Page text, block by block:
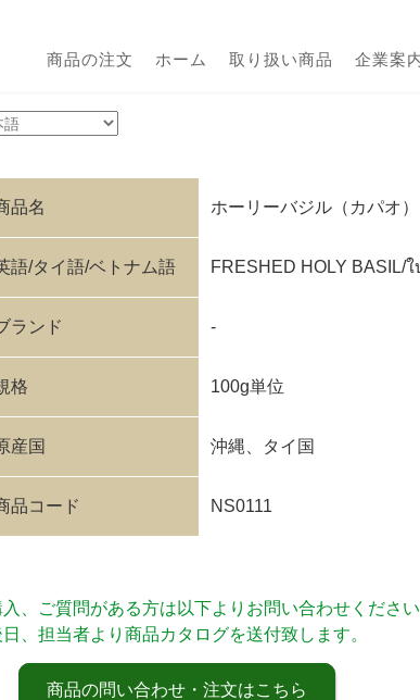
商品の注文 ホーム 取り扱い商品 企業案
品名 ホーリーバジル（カパオ）
語/タイ語/ベトナム語 FRESHED HOLY BASIL/
ランド -
格 100g単位
産国 沖縄、タイ国
品コード NS0111
、ご質問がある方は以下よりお問い合わせください
、担当者より商品カタログを送付致します。
商品の問い合わせ・注文はこちら